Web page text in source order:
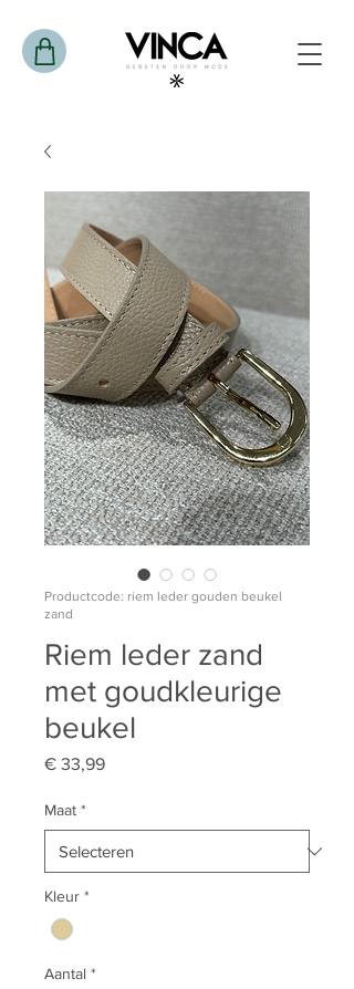
Productcode: riem leder gouden beukel
zand
Riem leder zand
met goudkleurige
beukel
€ 33,99Prijs
Maat *
Kleur *
Aantal *